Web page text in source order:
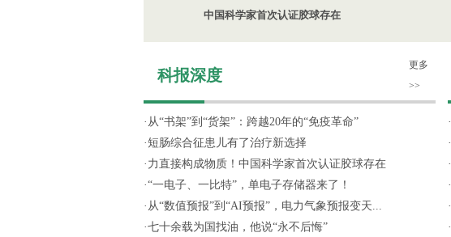
中国科学家首次认证胶球存在
科报深度
更多
>>
· 从“书架”到“货架”：跨越20年的“免疫革命”
· 短肠综合征患儿有了治疗新选择
· 力直接构成物质！中国科学家首次认证胶球存在
·“一电子、一比特”，单电子存储器来了！
· 从“数值预报”到“AI预报”，电力气象预报变天...
·七十余载为国找油，他说“永不后悔”
·
·
·
·
·
·